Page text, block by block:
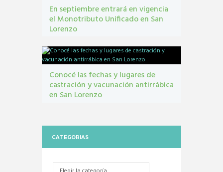
En septiembre entrará en vigencia
el Monotributo Unificado en San
Lorenzo
Unificado
Conocé las fechas y lugares de
castración y vacunación antirrábica
en San Lorenzo
CATEGORIAS
Categorias